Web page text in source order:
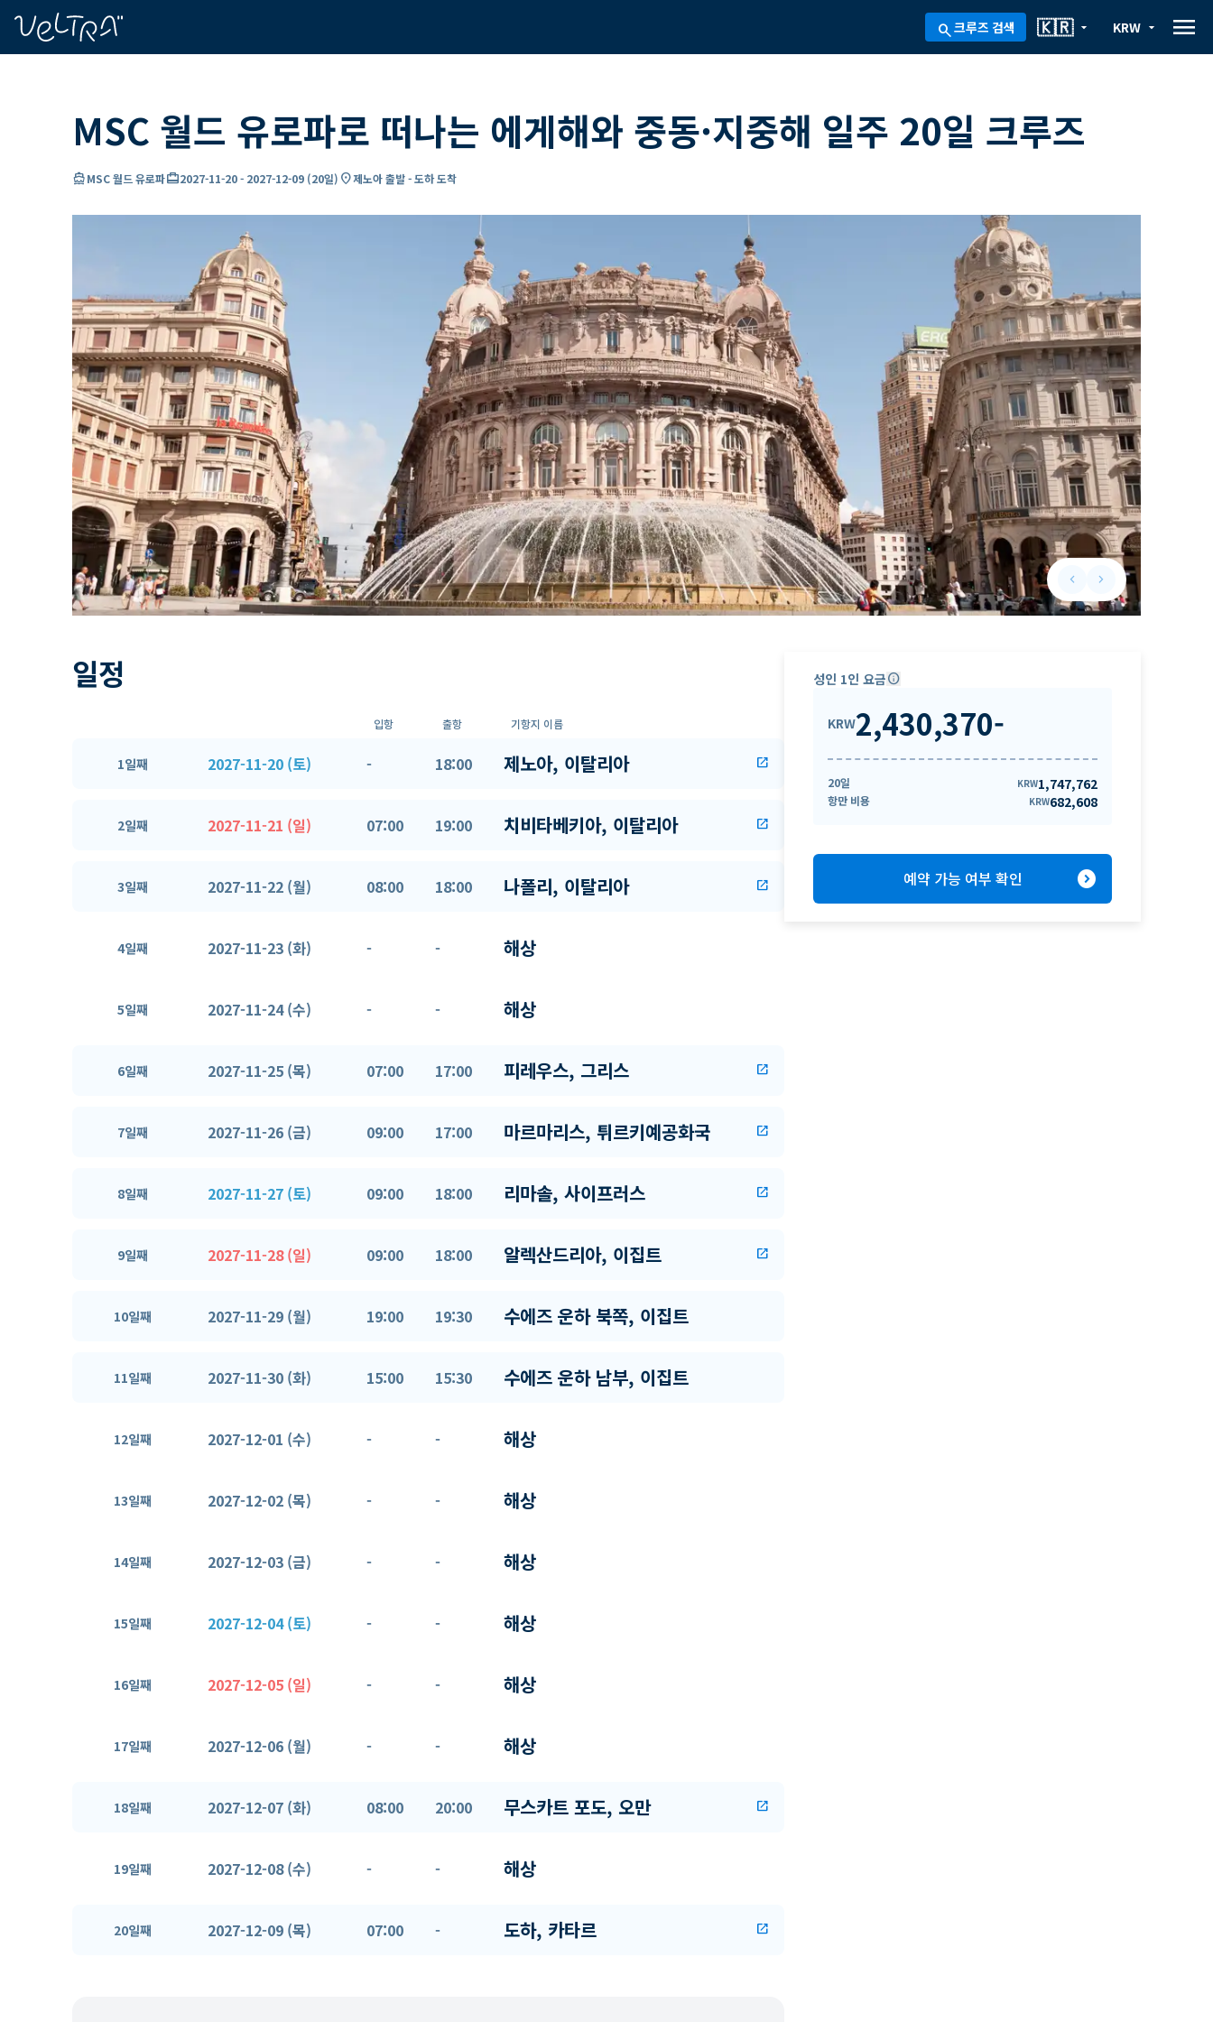
search크루즈 검색 arrow_drop_down
🇰🇷 arrow_drop_down
KRW menu
MSC 월드 유로파로 떠나는 에게해와 중동·지중해 일주 20일 크루즈
directions_boatMSC 월드 유로파card_travel2027-11-20- 2027-12-09 (20일) location_on제노아 출발 - 도하 도착
keyboard_arrow_leftPrevious slide
keyboard_arrow_rightNext slide
일정
입항 출항 기항지 이름
1일째 2027-11-20 (토) - 18:00 제노아, 이탈리아 open_in_new
2일째 2027-11-21 (일) 07:00 19:00 치비타베키아, 이탈리아 open_in_new
3일째 2027-11-22 (월) 08:00 18:00 나폴리, 이탈리아 open_in_new
4일째 2027-11-23 (화) - - 해상
5일째 2027-11-24 (수) - - 해상
6일째 2027-11-25 (목) 07:00 17:00 피레우스, 그리스 open_in_new
7일째 2027-11-26 (금) 09:00 17:00 마르마리스, 튀르키예공화국 open_in_new
8일째 2027-11-27 (토) 09:00 18:00 리마솔, 사이프러스 open_in_new
9일째 2027-11-28 (일) 09:00 18:00 알렉산드리아, 이집트 open_in_new
10일째 2027-11-29 (월) 19:00 19:30 수에즈 운하 북쪽, 이집트
11일째 2027-11-30 (화) 15:00 15:30 수에즈 운하 남부, 이집트
12일째 2027-12-01 (수) - - 해상
13일째 2027-12-02 (목) - - 해상
14일째 2027-12-03 (금) - - 해상
15일째 2027-12-04 (토) - - 해상
16일째 2027-12-05 (일) - - 해상
17일째 2027-12-06 (월) - - 해상
18일째 2027-12-07 (화) 08:00 20:00 무스카트 포도, 오만 open_in_new
19일째 2027-12-08 (수) - - 해상
20일째 2027-12-09 (목) 07:00 - 도하, 카타르 open_in_new
성인 1인 요금info
KRW2,430,370-
20일 KRW1,747,762
항만 비용 KRW682,608
예약 가능 여부 확인 expand_circle_right